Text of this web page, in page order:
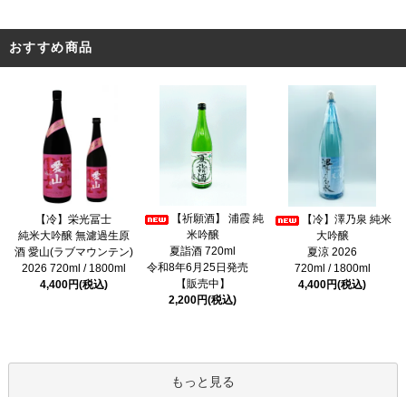
おすすめ商品
【冷】栄光冨士
純米大吟醸 無濾過生原
酒 愛山(ラブマウンテン)
2026 720ml / 1800ml
4,400円(税込)
【祈願酒】 浦霞 純
米吟醸
夏詣酒 720ml
令和8年6月25日発売
【販売中】
2,200円(税込)
【冷】澤乃泉 純米
大吟醸
夏涼 2026
720ml / 1800ml
4,400円(税込)
もっと見る